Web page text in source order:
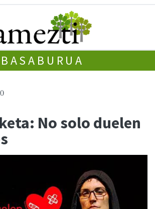
BASABURUA
No solo duelen